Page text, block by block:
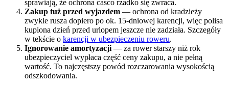
sprawiają, że ochrona casco rzadko się zwraca.
Zakup tuż przed wyjazdem — ochrona od kradzieży
zwykle rusza dopiero po ok. 15-dniowej karencji, więc polisa
kupiona dzień przed urlopem jeszcze nie zadziała. Szczegóły
w tekście o karencji w ubezpieczeniu roweru.
Ignorowanie amortyzacji— za rower starszy niż rok
ubezpieczyciel wypłaca część ceny zakupu, a nie pełną
wartość. To najczęstszy powód rozczarowania wysokością
odszkodowania.